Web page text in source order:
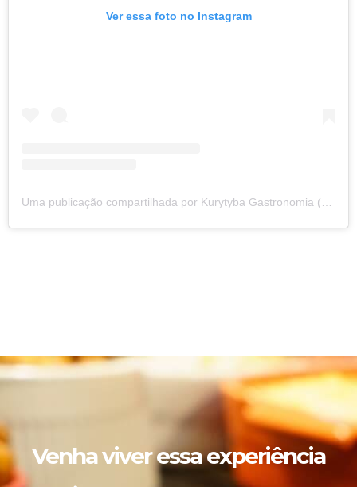
Ver essa foto no Instagram
Venha viver essa experiência